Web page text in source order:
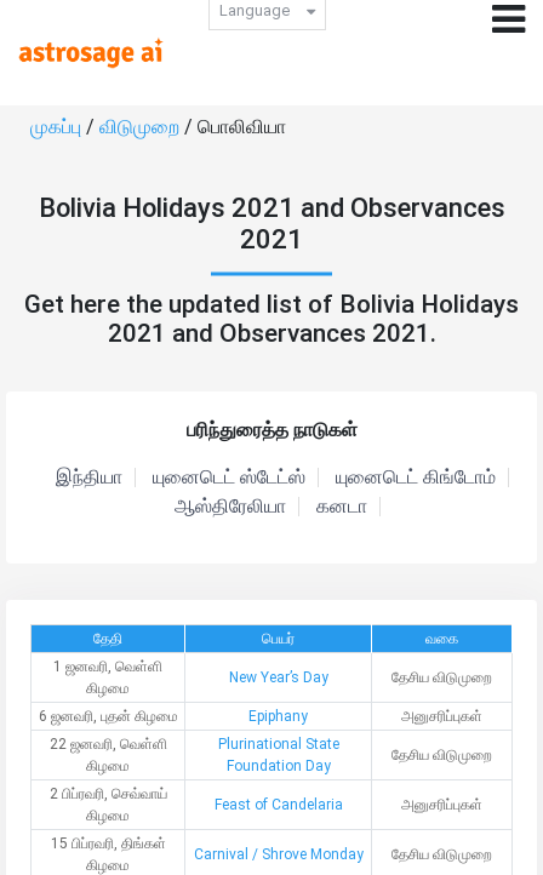
Language
முகப்பு / விடுமுறை / பொலிவியா
Bolivia Holidays 2021 and Observances
2021
Get here the updated list of Bolivia Holidays
2021 and Observances 2021.
பரிந்துரைத்த நாடுகள்
இந்தியா யுனைடெட் ஸ்டேட்ஸ்
யுனைடெட் கிங்டோம்
ஆஸ்திரேலியா
கனடா
தேதி பெயர்
வகை
1 ஜனவரி, வெள்ளி
கிழமை
New Year’s Day தேசிய விடுமுறை
6 ஜனவரி, புதன் கிழமை Epiphany
அனுசரிப்புகள்
22 ஜனவரி, வெள்ளி
கிழமை
Plurinational State
Foundation Day
தேசிய விடுமுறை
2 பிப்ரவரி, செவ்வாய்
கிழமை
Feast of Candelaria அனுசரிப்புகள்
15 பிப்ரவரி, திங்கள்
கிழமை
Carnival / Shrove Monday தேசிய விடுமுறை